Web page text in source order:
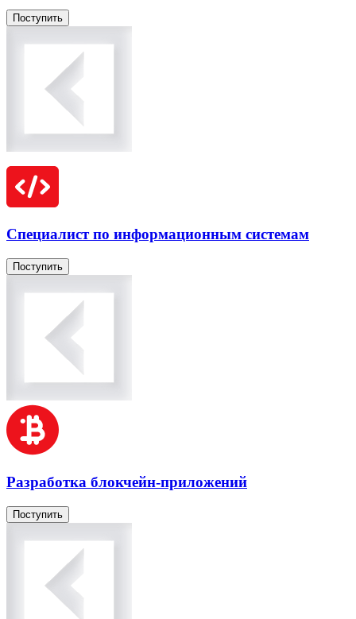
Поступить
Специалист по информационным системам
Поступить
Разработка блокчейн-приложений
Поступить